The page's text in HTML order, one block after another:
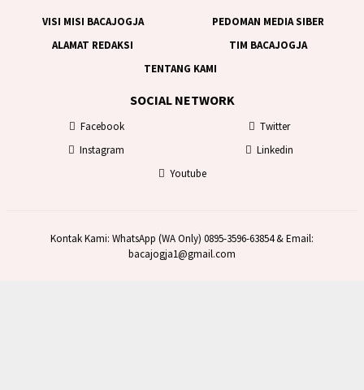
VISI MISI BACAJOGJA
PEDOMAN MEDIA SIBER
ALAMAT REDAKSI
TIM BACAJOGJA
TENTANG KAMI
SOCIAL NETWORK
Facebook
Twitter
Instagram
Linkedin
Youtube
Kontak Kami: WhatsApp (WA Only) 0895-3596-63854 & Email:
bacajogja1@gmail.com